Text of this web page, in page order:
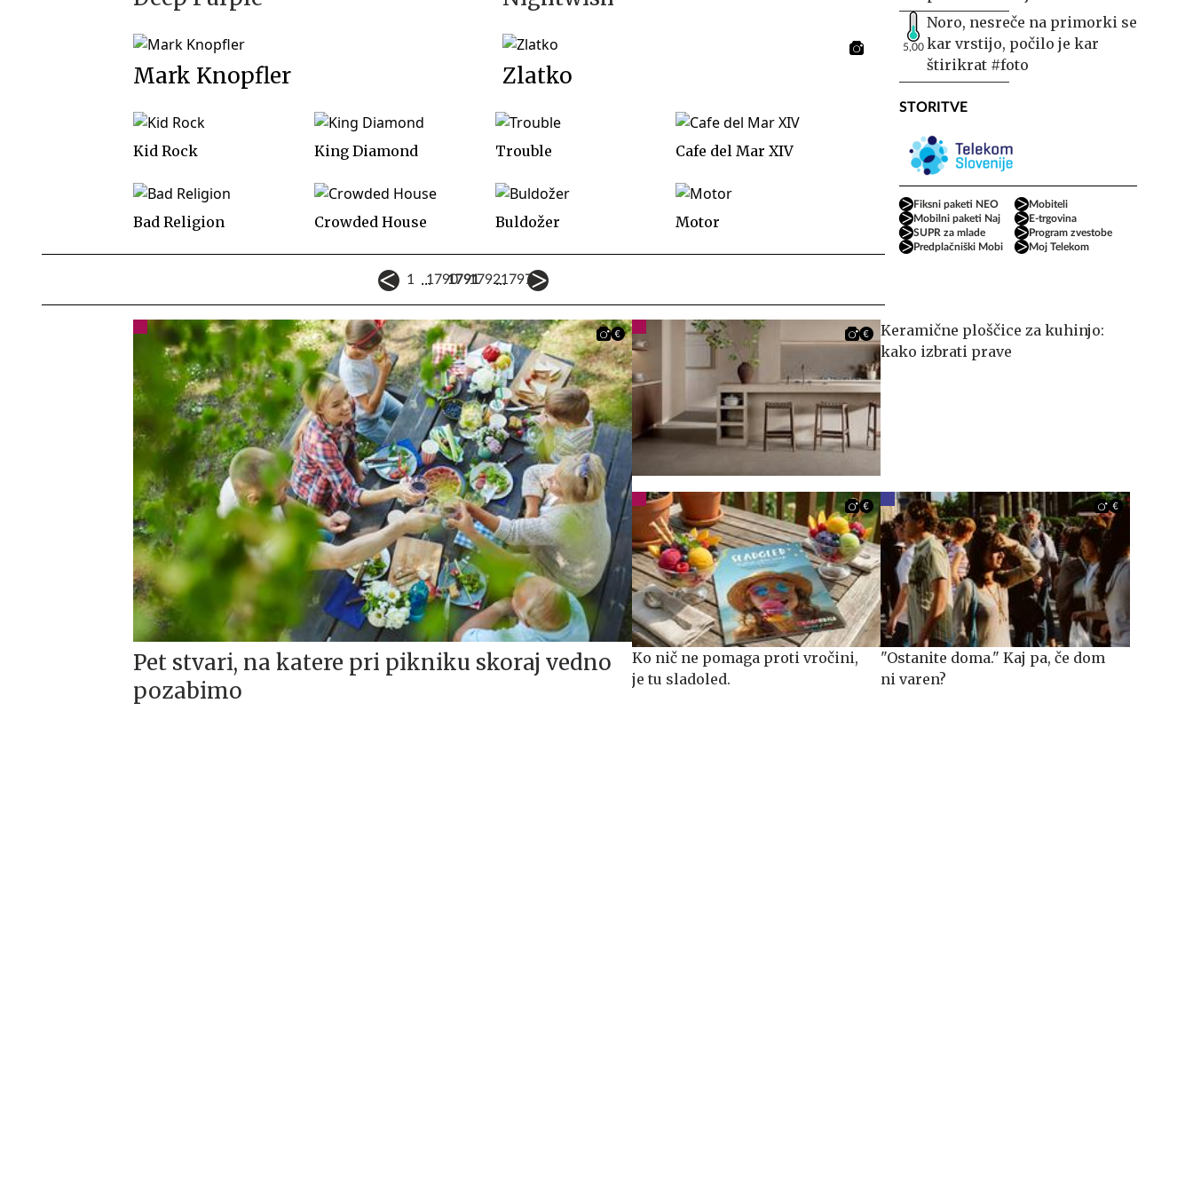
Mark Knopfler Zlatko
Kid Rock King Diamond Trouble Cafe del Mar XIV
Bad Religion Crowded House Buldožer Motor
1 ...179017911792...1797
5,00
Noro, nesreče na primorki se
kar vrstijo, počilo je kar
štirikrat #foto
STORITVE
Fiksni paketi NEO
Mobiteli
Mobilni paketi Naj
E-trgovina
SUPR za mlade
Program zvestobe
Predplačniški Mobi
Moj Telekom
Pet stvari, na katere pri pikniku skoraj vedno
pozabimo
Keramične ploščice za kuhinjo:
kako izbrati prave
Ko nič ne pomaga proti vročini,
je tu sladoled.
"Ostanite doma." Kaj pa, če dom
ni varen?